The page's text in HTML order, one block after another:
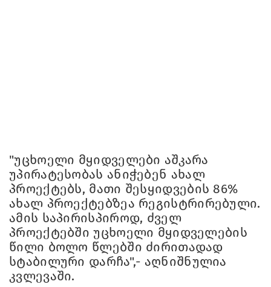
"უცხოელი მყიდველები აშკარა
უპირატესობას ანიჭებენ ახალ
პროექტებს, მათი შესყიდვების 86%
ახალ პროექტებზეა რეგისტრირებული.
ამის საპირისპიროდ, ძველ
პროექტებში უცხოელი მყიდველების
წილი ბოლო წლებში ძირითადად
სტაბილური დარჩა",- აღნიშნულია
კვლევაში.